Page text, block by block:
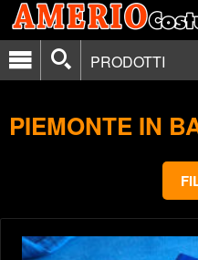
PRODOTTI
PIEMONTE IN